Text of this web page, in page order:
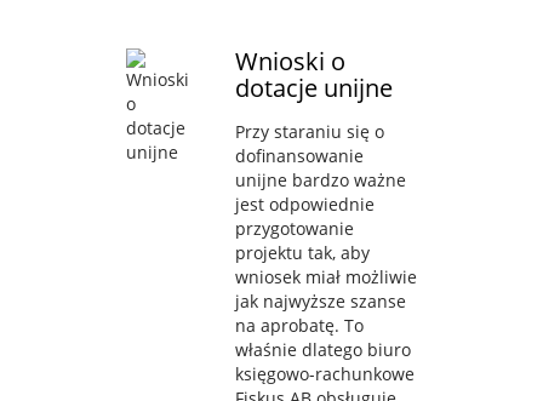
Wnioski o
dotacje unijne
Przy staraniu się o
dofinansowanie
unijne bardzo ważne
jest odpowiednie
przygotowanie
projektu tak, aby
wniosek miał możliwie
jak najwyższe szanse
na aprobatę. To
właśnie dlatego biuro
księgowo-rachunkowe